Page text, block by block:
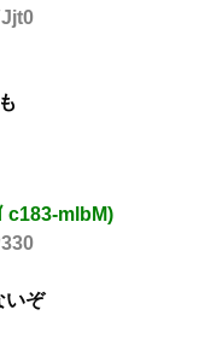
c183-mlbM)
いぞ